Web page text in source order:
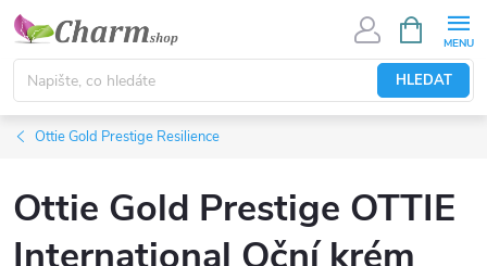
Přejít
obsah
HLEDAT
NÁKUPNÍ
KOŠÍK
Ottie Gold Prestige Resilience
Ottie Gold Prestige OTTIE